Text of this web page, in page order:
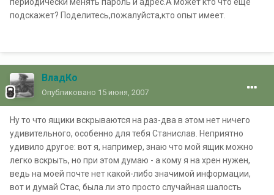
периодически менять пароль и адрес.А может кто что ещё
подскажет? Поделитесь,пожалуйста,кто опыт имеет.
ВладКо
Опубликовано 15 июня, 2007
Ну то что ящики вскрываются на раз-два в этом нет ничего
удивительного, особенно для тебя Станислав. Неприятно
удивило другое: вот я, например, знаю что мой ящик можно
легко вскрыть, но при этом думаю - а кому я на хрен нужен,
ведь на моей почте нет какой-либо значимой информации,
вот и думай Стас, была ли это просто случайная шалость